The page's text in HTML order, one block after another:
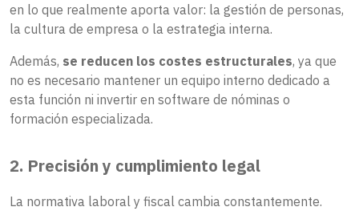
en lo que realmente aporta valor: la gestión de personas,
la cultura de empresa o la estrategia interna.
Además, se reducen los costes estructurales, ya que
no es necesario mantener un equipo interno dedicado a
esta función ni invertir en software de nóminas o
formación especializada.
2. Precisión y cumplimiento legal
La normativa laboral y fiscal cambia constantemente.